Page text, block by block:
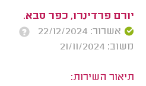
יורם פרדינרו, כפר סבא.
אשרור: 22/12/2024
משוב: 21/11/2024
תיאור השירות: